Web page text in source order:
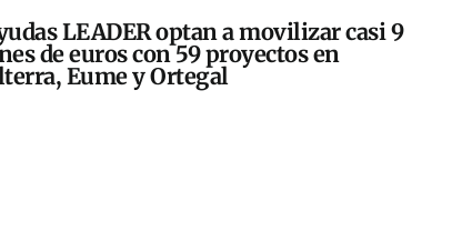
LEADER optan a movilizar casi 9
de euros con 59 proyectos en
Eume y Ortegal